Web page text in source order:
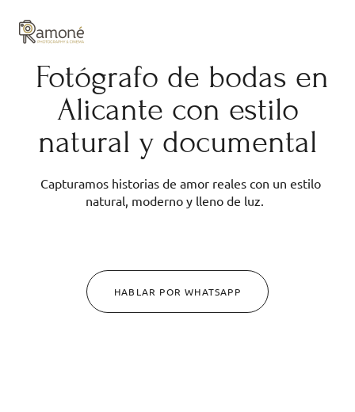
Fotógrafo de bodas en
Alicante con estilo
natural y documental
Capturamos historias de amor reales con un estilo
natural, moderno y lleno de luz.
HABLAR POR WHATSAPP